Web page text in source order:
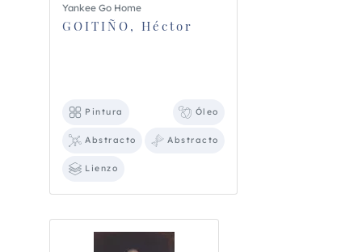
Yankee Go Home
GOITIÑO, Héctor
Pintura Óleo
Abstracto Abstracto
Lienzo